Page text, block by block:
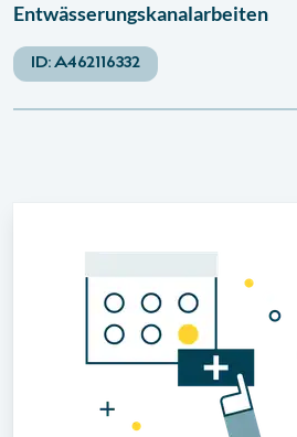
Entwässerungskanalarbeiten
ID:A462116332